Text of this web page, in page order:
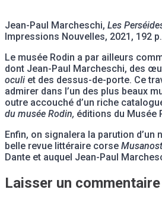
Jean-Paul Marcheschi, Les
Impressions Nouvelles, 2021, 192
Le musée Rodin a par ailleurs
dont Jean-Paul Marcheschi, des
oculi et des dessus-de-porte. Ce
admirer dans l’un des plus beaux
outre accouché d’un riche
du musée Rodin, éditions du Musée
Enfin, on signalera la parution d’un
belle revue littéraire corse
Dante et auquel Jean-Paul
Laisser un commentaire